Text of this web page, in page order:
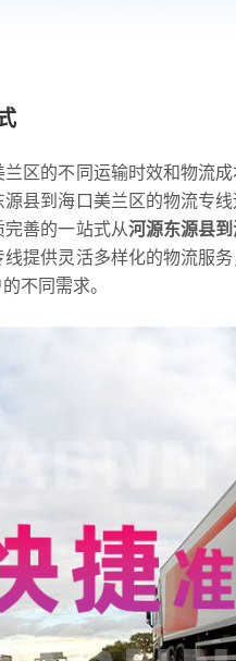
区的不同运输时效和物流成
县到海口美兰区的物流专
善的一站式从河源东源县
提供灵活多样化的物流服
不同需求。